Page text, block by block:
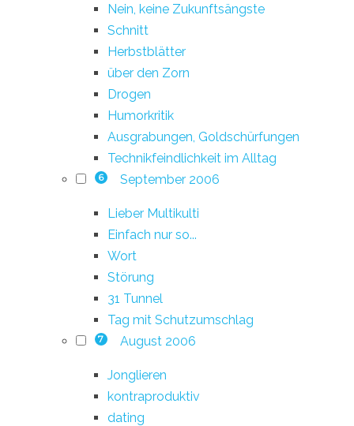
Nein, keine Zukunftsängste
Schnitt
Herbstblätter
über den Zorn
Drogen
Humorkritik
Ausgrabungen, Goldschürfungen
Technikfeindlichkeit im Alltag
6 September 2006
Lieber Multikulti
Einfach nur so...
Wort
Störung
31 Tunnel
Tag mit Schutzumschlag
7 August 2006
Jonglieren
kontraproduktiv
dating